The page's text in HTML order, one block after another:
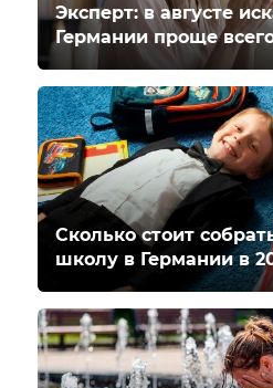
Эксперт: в августе
Германии проще
Сколько стоит
школу в Германии в